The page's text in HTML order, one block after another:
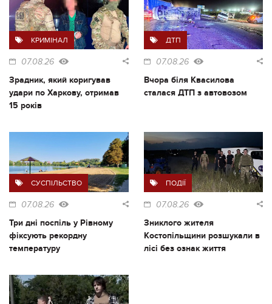
КРИМІНАЛ
07.08.26
Зрадник, який коригував
удари по Харкову, отримав
15 років
ДТП
07.08.26
Вчора біля Квасилова
сталася ДТП з автовозом
СУСПІЛЬСТВО
07.08.26
Три дні поспіль у Рівному
фіксують рекордну
температуру
ПОДІЇ
07.08.26
Зниклого жителя
Костопільщини розшукали в
лісі без ознак життя